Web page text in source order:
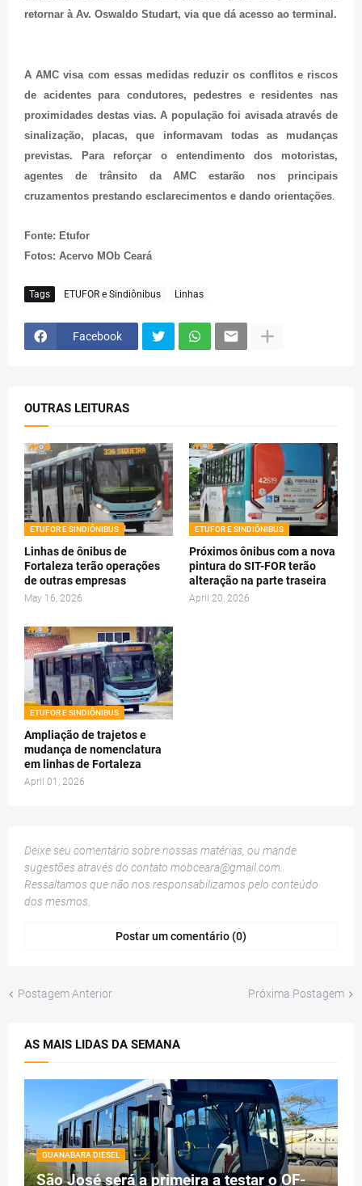
retornar à Av. Oswaldo Studart, via que dá acesso ao terminal.
A AMC visa com essas medidas reduzir os conflitos e riscos
de acidentes para condutores, pedestres e residentes nas
proximidades destas vias. A população foi avisada através de
sinalização, placas, que informavam todas as mudanças
previstas. Para reforçar o entendimento dos motoristas,
agentes de trânsito da AMC estarão nos principais
cruzamentos prestando esclarecimentos e dando orientações.
Fonte: Etufor
Fotos: Acervo MOb Ceará
Tags ETUFOR e Sindiônibus Linhas
Facebook
OUTRAS LEITURAS
ETUFOR E SINDIÔNIBUS
Linhas de ônibus de
Fortaleza terão operações
de outras empresas
May 16, 2026
ETUFOR E SINDIÔNIBUS
Próximos ônibus com a nova
pintura do SIT-FOR terão
alteração na parte traseira
April 20, 2026
ETUFOR E SINDIÔNIBUS
Ampliação de trajetos e
mudança de nomenclatura
em linhas de Fortaleza
April 01, 2026
Deixe seu comentário sobre nossas matérias, ou mande
sugestões através do contato mobceara@gmail.com.
Ressaltamos que não nos responsabilizamos pelo conteúdo
dos mesmos.
Postar um comentário (0)
Postagem Anterior Próxima Postagem
AS MAIS LIDAS DA SEMANA
GUANABARA DIESEL
São José será a primeira a testar o OF-